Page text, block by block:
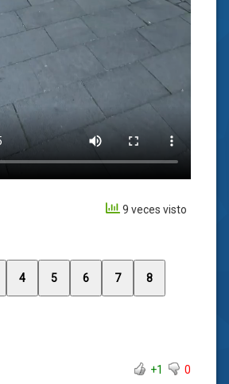
9 veces visto
4 5 6 7 8
+1
0